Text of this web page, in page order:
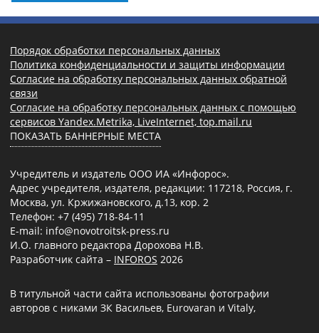
Порядок обработки персональных данных
Политика конфиденциальности и защиты информации
Согласие на обработку персональных данных обратной
связи
Согласие на обработку персональных данных с помощью
сервисов Yandex.Metrika, LiveInternet, top.mail.ru
ПОКАЗАТЬ БАННЕРНЫЕ МЕСТА
Учредитель и издатель ООО ИА «Инфорос».
Адрес учредителя, издателя, редакции: 117218, Россия, г.
Москва, ул. Кржижановского, д.13, кор. 2
Телефон: +7 (495) 718-84-11
E-mail: info@novotroitsk-press.ru
И.О. главного редактора Дорохова Н.В.
Разработчик сайта – INFOROS 2026
В титульной части сайта использованы фотографии
авторов с никами ЗК Васильев, Eurovaran и Vitaly,